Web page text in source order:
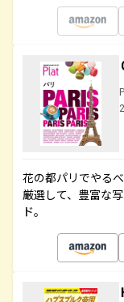
花の都パリでやる
厳選して、豊富な
ド。